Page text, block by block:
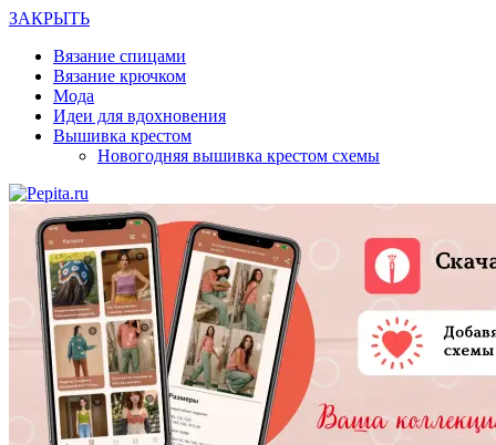
ЗАКРЫТЬ
Вязание спицами
Вязание крючком
Мода
Идеи для вдохновения
Вышивка крестом
Новогодняя вышивка крестом схемы